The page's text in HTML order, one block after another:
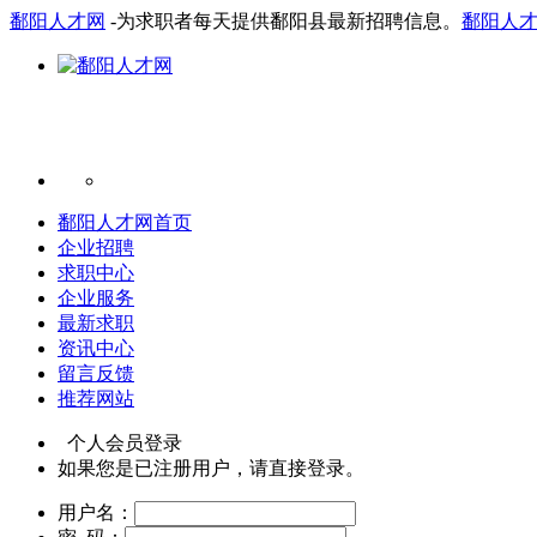
鄱阳人才网 -为求职者每天提供鄱阳县最新招聘信息。 鄱阳人
鄱阳人才网首页
企业招聘
求职中心
企业服务
最新求职
资讯中心
留言反馈
推荐网站
个人会员登录
如果您是已注册用户，请直接登录。
用户名：